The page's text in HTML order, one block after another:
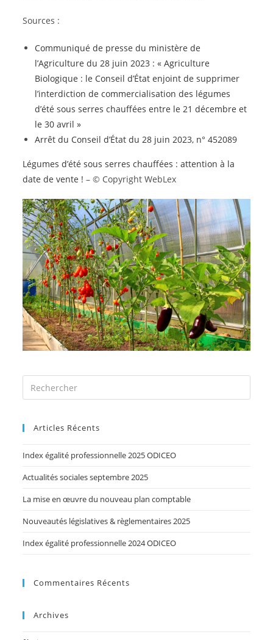
Sources :
Communiqué de presse du ministère de
l’Agriculture du 28 juin 2023 : « Agriculture
Biologique : le Conseil d’État enjoint de supprimer
l’interdiction de commercialisation des légumes
d’été sous serres chauffées entre le 21 décembre et
le 30 avril »
Arrêt du Conseil d’État du 28 juin 2023, n° 452089
Légumes d’été sous serres chauffées : attention à la
date de vente ! – © Copyright WebLex
Articles Récents
Index égalité professionnelle 2025 ODICEO
Actualités sociales septembre 2025
La mise en œuvre du nouveau plan comptable
Nouveautés législatives & règlementaires 2025
Index égalité professionnelle 2024 ODICEO
Commentaires Récents
Archives